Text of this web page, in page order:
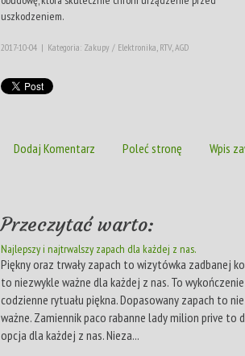
uszkodzeniem.
2017-10-04 | Kategoria: Zakupy / Elektronika, RTV, AGD
Dodaj Komentarz Poleć stronę Wpis
Przeczytać warto:
Najlepszy i najtrwalszy zapach dla każdej z nas.
Piękny oraz trwały zapach to wizytówka zadbanej
to niezwykle ważne dla każdej z nas. To
codzienne rytuału piękna. Dopasowany zapach to
ważne. Zamiennik paco rabanne lady milion prive to
opcja dla każdej z nas. Nieza...